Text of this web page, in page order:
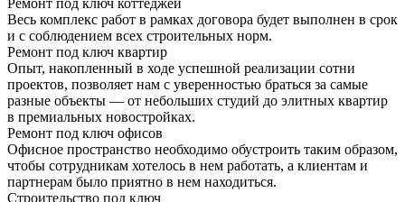
Ремонт под ключ коттеджей
Весь комплекс работ в рамках договора будет выполнен в срок
и с соблюдением всех строительных норм.
Ремонт под ключ квартир
Опыт, накопленный в ходе успешной реализации сотни
проектов, позволяет нам с уверенностью браться за самые
разные объекты — от небольших студий до элитных квартир
в премиальных новостройках.
Ремонт под ключ офисов
Офисное пространство необходимо обустроить таким образом,
чтобы сотрудникам хотелось в нем работать, а клиентам и
партнерам было приятно в нем находиться.
Строительство под ключ